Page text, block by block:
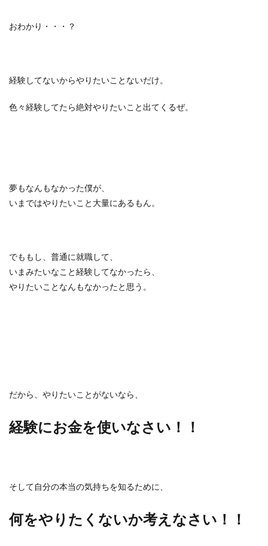
おわかり・・・？
経験してないからやりたいことないだけ。
色々経験してたら絶対やりたいこと出てくるぜ。
夢もなんもなかった僕が、
いまではやりたいこと大量にあるもん。
でももし、普通に就職して、
いまみたいなこと経験してなかったら、
やりたいことなんもなかったと思う。
だから、やりたいことがないなら、
経験にお金を使いなさい！！
そして自分の本当の気持ちを知るために、
何をやりたくないか考えなさい！！